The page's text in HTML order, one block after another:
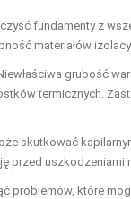
fundamenty z
materiałów
grubość
termicznych.
skutkować
przed
problemów, które